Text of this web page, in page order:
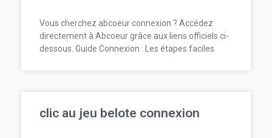
Vous cherchez abcoeur connexion ? Accédez
directement à Abcoeur grâce aux liens officiels ci-
dessous. Guide Connexion : Les étapes faciles
clic au jeu belote connexion